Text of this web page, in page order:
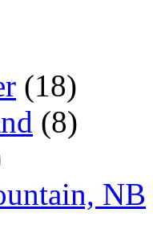
(18)
(8)
NB